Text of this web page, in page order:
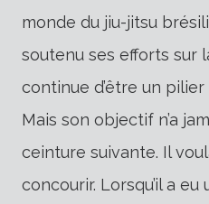
monde du jiu-jitsu
soutenu ses efforts sur
continue d’être un pilier
Mais son objectif n’a
ceinture suivante. Il
concourir. Lorsqu’il a